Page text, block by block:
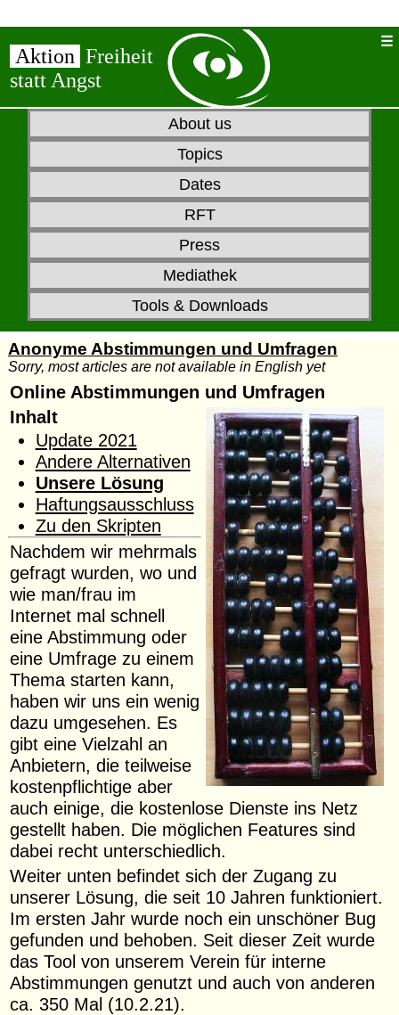
Aktion Freiheit
statt Angst
About us
Topics
Dates
RFT
Press
Mediathek
Tools & Downloads
Anonyme Abstimmungen und Umfragen
Sorry, most articles are not available in English yet
Online Abstimmungen und Umfragen
Inhalt
Update 2021
Andere Alternativen
Unsere Lösung
Haftungsausschluss
Zu den Skripten
Nachdem wir mehrmals
gefragt wurden, wo und
wie man/frau im
Internet mal schnell
eine Abstimmung oder
eine Umfrage zu einem
Thema starten kann,
haben wir uns ein wenig
dazu umgesehen. Es
gibt eine Vielzahl an
Anbietern, die teilweise
kostenpflichtige aber
auch einige, die kostenlose Dienste ins Netz
gestellt haben. Die möglichen Features sind
dabei recht unterschiedlich.
Weiter unten befindet sich der Zugang zu
unserer Lösung, die seit 10 Jahren funktioniert.
Im ersten Jahr wurde noch ein unschöner Bug
gefunden und behoben. Seit dieser Zeit wurde
das Tool von unserem Verein für interne
Abstimmungen genutzt und auch von anderen
ca. 350 Mal (10.2.21).